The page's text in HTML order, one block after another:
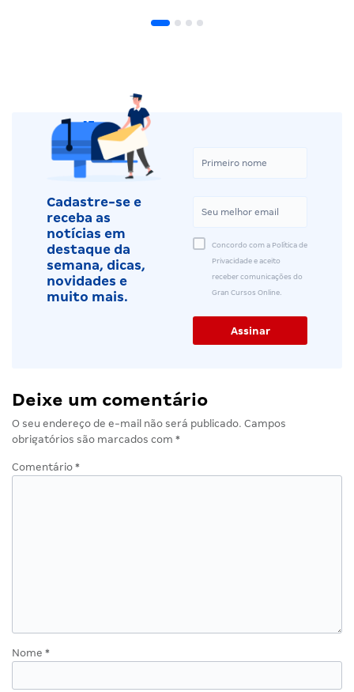
Cadastre-se e
receba as
notícias em
destaque da
semana, dicas,
novidades e
muito mais.
Concordo com a Política de
Privacidade e aceito
receber comunicações do
Gran Cursos Online.
Deixe um comentário
O seu endereço de e-mail não será publicado. Campos
obrigatórios são marcados com *
Comentário *
Nome *